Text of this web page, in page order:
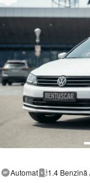
Automat 1.4 Benzină